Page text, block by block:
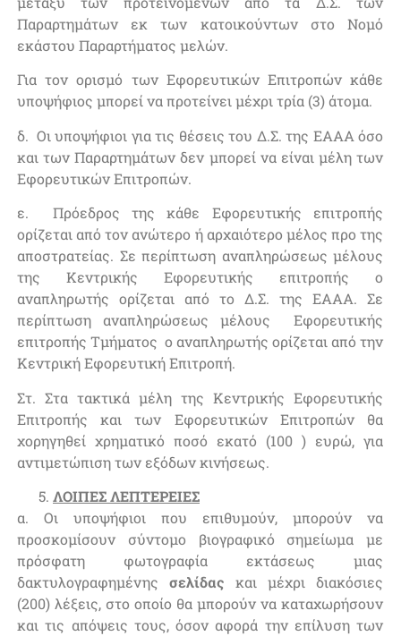
Παραρτημάτων εκ των κατοικούντων στο Νομό
εκάστου Παραρτήματος μελών.
Για τον ορισμό των Εφορευτικών Επιτροπών κάθε
υποψήφιος μπορεί να προτείνει μέχρι τρία (3) άτομα.
δ. Οι υποψήφιοι για τις θέσεις του Δ.Σ. της ΕΑΑΑ όσο
και των Παραρτημάτων δεν μπορεί να είναι μέλη των
Εφορευτικών Επιτροπών.
ε. Πρόεδρος της κάθε Εφορευτικής επιτροπής
ορίζεται από τον ανώτερο ή αρχαιότερο μέλος προ της
αποστρατείας. Σε περίπτωση αναπληρώσεως μέλους
της Κεντρικής Εφορευτικής επιτροπής ο
αναπληρωτής ορίζεται από το Δ.Σ. της ΕΑΑΑ. Σε
περίπτωση αναπληρώσεως μέλους Εφορευτικής
επιτροπής Τμήματος ο αναπληρωτής ορίζεται από την
Κεντρική Εφορευτική Επιτροπή.
Στ. Στα τακτικά μέλη της Κεντρικής Εφορευτικής
Επιτροπής και των Εφορευτικών Επιτροπών θα
χορηγηθεί χρηματικό ποσό εκατό (100 ) ευρώ, για
αντιμετώπιση των εξόδων κινήσεως.
ΛΟΙΠΕΣ ΛΕΠΤΕΡΕΙΕΣ
α. Οι υποψήφιοι που επιθυμούν, μπορούν να
προσκομίσουν σύντομο βιογραφικό σημείωμα με
πρόσφατη φωτογραφία εκτάσεως μιας
δακτυλογραφημένηςσελίδας και μέχρι διακόσιες
(200) λέξεις, στο οποίο θα μπορούν να καταχωρήσουν
και τις απόψεις τους, όσον αφορά την επίλυση των